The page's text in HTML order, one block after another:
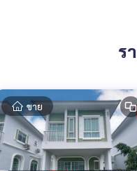
จนายหน้า ตัวแทนอสังหาริมทรั
กรรมที่สร้างสรรค์ เพื่อส่งมอบบริการที่ดีที่สุดเพื่อ
ร
ขาย